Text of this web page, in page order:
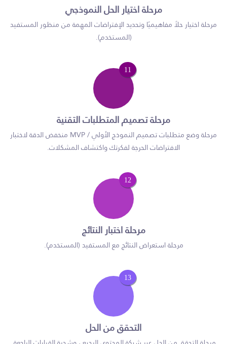
مرحلة اختيار الحل النموذجي
مرحلة اختيار حلاً مفاهيميًا وتحديد الإفتراضات المهمة من منظور المستفيد
(المستخدم).
11
مرحلة تصميم المتطلبات التقنية
مرحلة وضع متطلبات تصميم النموذج الأولي / MVP منخفض الدقة لاختبار
الافتراضات الحرجة لفكرتك واكتشاف المشكلات.
12
مرحلة اختبار النتائج
مرحلة استعراض النتائج مع المستفيد (المستخدم).
13
التحقق من الحل